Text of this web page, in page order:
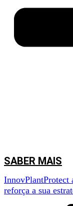
SABER MAIS
InnovPlantProtect
reforça a sua